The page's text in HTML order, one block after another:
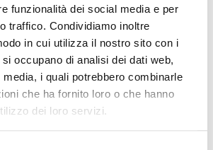
funzionalità dei social media e per
traffico. Condividiamo inoltre
in cui utilizza il nostro sito con i
occupano di analisi dei dati web,
i quali potrebbero combinarle
che ha fornito loro o che hanno
dei loro servizi.